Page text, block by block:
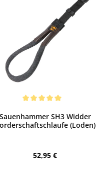
Sauenhammer SH3 Widder
(Loden)
Regulärer Preis:
52,95 €